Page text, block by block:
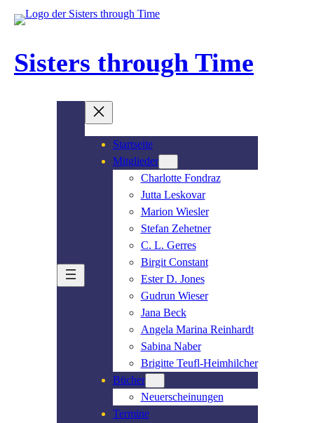
Inhalt
Sisters through Time
Startseite
Mitglieder
Charlotte Fondraz
Jutta Leskovar
Marion Wiesler
Stefan Zehetner
C. L. Gerres
Birgit Constant
Ester D. Jones
Gudrun Wieser
Jana Beck
Angela Marina Reinhardt
Sabina Naber
Brigitte Teufl-Heimhilcher
Bücher
Neuerscheinungen
Termine